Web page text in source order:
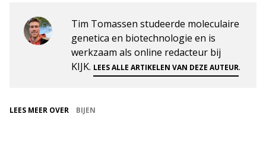
Tim Tomassen studeerde moleculaire
genetica en biotechnologie en is
werkzaam als online redacteur bij
KIJK. LEES ALLE ARTIKELEN VAN DEZE AUTEUR.
LEES MEER OVER BIJEN